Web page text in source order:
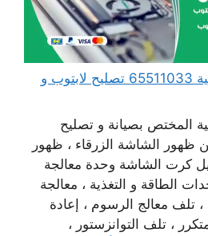
مهندس كمبيوتر الضباعية 65511033 تصليح لابتوب و
المختص بصيانة و تصليح
ظهور الشاشة الزرقاء ، ظهور
كرت الشاشة وحدة معالجة
الطاقة و التغذية ، معالجة
، تلف معالج الرسوم ، إعادة
، تلف التوانزستور ،